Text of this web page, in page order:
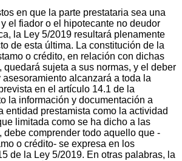
en que la parte prestataria sea una
el fiador o el hipotecante no deudor
la Ley 5/2019 resultará plenamente
de esta última. La constitución de la
o crédito, en relación con dichas
quedará sujeta a sus normas, y el deber
alcanzará a toda la
en el artículo 14.1 de la
la información y documentación a
entidad prestamista como la actividad
limitada como se ha dicho a las
debe comprender todo aquello que -
o crédito- se expresa en los
de la Ley 5/2019. En otras palabras, la